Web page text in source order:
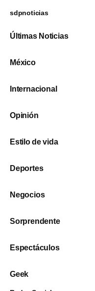
sdpnoticias
Últimas Noticias
México
Internacional
Opinión
Estilo de vida
Deportes
Negocios
Sorprendente
Espectáculos
Geek